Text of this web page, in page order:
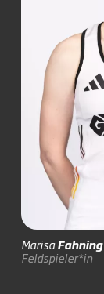
MarisaFahning
Feldspieler*in